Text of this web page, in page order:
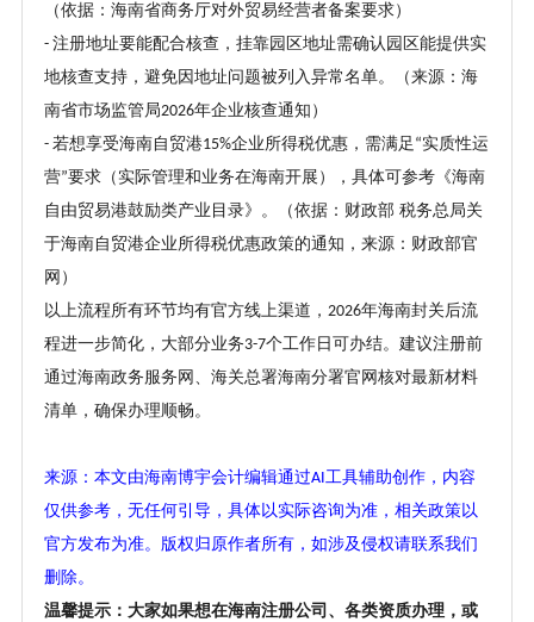
（依据：海南省商务厅对外贸易经营者备案要求）
- 注册地址要能配合核查，挂靠园区地址需确认园区能提供实
地核查支持，避免因地址问题被列入异常名单。（来源：海
南省市场监管局2026年企业核查通知）
- 若想享受海南自贸港15%企业所得税优惠，需满足 “实质性运
营”要求（实际管理和业务在海南开展），具体可参考《海南
自由贸易港鼓励类产业目录》。（依据：财政部 税务总局关
于海南自贸港企业所得税优惠政策的通知，来源：财政部官
网）
以上流程所有环节均有官方线上渠道， 2026年海南封关后流
程进一步简化，大部分业务3-7个工作日可办结。建议注册前
通过海南政务服务网、海关总署海南分署官网核对最新材料
清单，确保办理顺畅。
来源：本文由海南博宇会计编辑通过AI工具辅助创作，内容
仅供参考，无任何引导，具体以实际咨询为准，相关政策以
官方发布为准。版权归原作者所有，如涉及侵权请联系我们
删除。
温馨提示：大家如果想在海南注册公司、各类资质办理，或